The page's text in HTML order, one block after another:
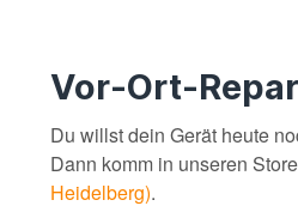
Vor-Ort-
Du willst dein Gerät heute
Dann komm in unseren
Heidelberg).